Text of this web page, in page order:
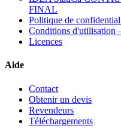
FINAL
Politique de
Conditions d'utilisation
Licences
Aide
Contact
Obtenir un devis
Revendeurs
Téléchargements